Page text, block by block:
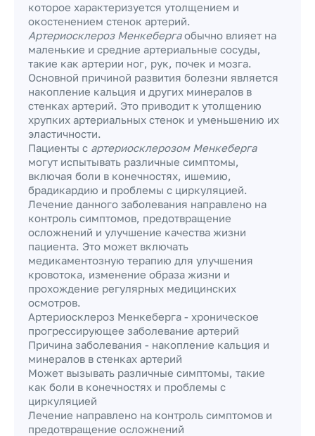
которое характеризуется утолщением и
окостенением стенок артерий.
Артериосклероз Менкебергаобычно влияет на
маленькие и средние артериальные сосуды,
такие как артерии ног, рук, почек и мозга.
Основной причиной развития болезни является
накопление кальция и других минералов в
стенках артерий. Это приводит к утолщению
хрупких артериальных стенок и уменьшению их
эластичности.
Пациенты с артериосклерозом Менкеберга
могут испытывать различные симптомы,
включая боли в конечностях, ишемию,
брадикардию и проблемы с циркуляцией.
Лечение данного заболевания направлено на
контроль симптомов, предотвращение
осложнений и улучшение качества жизни
пациента. Это может включать
медикаментозную терапию для улучшения
кровотока, изменение образа жизни и
прохождение регулярных медицинских
осмотров.
Артериосклероз Менкеберга - хроническое
прогрессирующее заболевание артерий
Причина заболевания - накопление кальция и
минералов в стенках артерий
Может вызывать различные симптомы, такие
как боли в конечностях и проблемы с
циркуляцией
Лечение направлено на контроль симптомов и
предотвращение осложнений